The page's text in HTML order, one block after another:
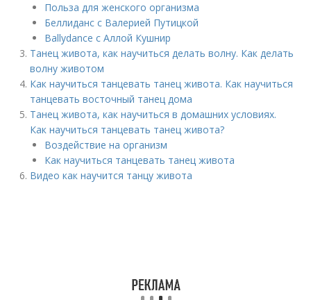
Польза для женского организма
Беллиданс с Валерией Путицкой
Ballydance с Аллой Кушнир
Танец живота, как научиться делать волну. Как делать
волну животом
Как научиться танцевать танец живота. Как научиться
танцевать восточный танец дома
Танец живота, как научиться в домашних условиях.
Как научиться танцевать танец живота?
Воздействие на организм
Как научиться танцевать танец живота
Видео как научится танцу живота